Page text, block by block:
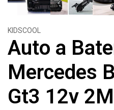
KIDSCOOL
Auto a
Mercedes
Gt3 12v